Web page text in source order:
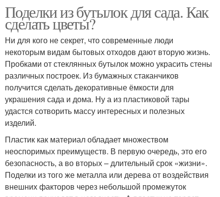
Поделки из бутылок для сада. Как
сделать цветы?
Ни для кого не секрет, что современные люди
некоторым видам бытовых отходов дают вторую жизнь.
Пробками от стеклянных бутылок можно украсить стены
различных построек. Из бумажных стаканчиков
получится сделать декоративные ёмкости для
украшения сада и дома. Ну а из пластиковой тары
удастся сотворить массу интересных и полезных
изделий.
Пластик как материал обладает множеством
неоспоримых преимуществ. В первую очередь, это его
безопасность, а во вторых – длительный срок «жизни».
Поделки из того же металла или дерева от воздействия
внешних факторов через небольшой промежуток